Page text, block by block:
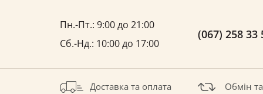
Пн.-Пт.: 9:00 до 21:00
Сб.-Нд.: 10:00 до 17:00
(067) 258 33
Доставка та оплата Обмін